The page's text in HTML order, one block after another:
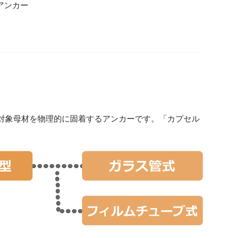
ンカー
母材を物理的に固着するアンカーです。「カプセル